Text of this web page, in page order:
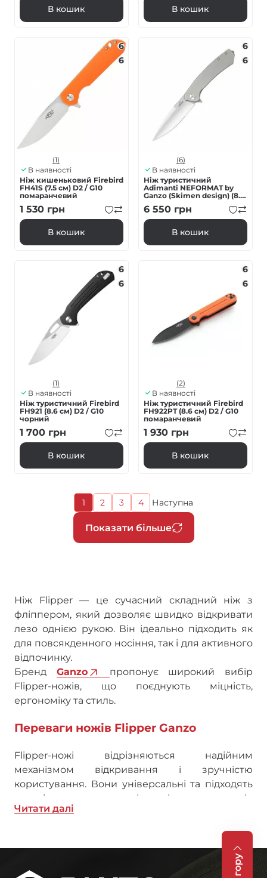
В кошик В кошик
6
6
(1)
В наявності
Ніж кишеньковий Firebird
FH41S (7.5 см) D2 / G10
помаранчевий
1 530 грн
В кошик
6
6
(6)
В наявності
Нiж туристичний
Adimanti NEFORMAT by
Ganzo (Skimen design) (8.5
см) S35VN / титан сірий
6 550 грн
В кошик
6
6
(1)
В наявності
Ніж туристичний Firebird
FH921 (8.6 см) D2 / G10
чорний
1 700 грн
В кошик
6
6
(2)
В наявності
Ніж туристичний Firebird
FH922PT (8.6 см) D2 / G10
помаранчевий
1 930 грн
В кошик
Розбивка
на
сторінки
Показати більше
Поточна
сторінка
1
Page
2
Page
3
Page
4
Наступна
сторінка
Наступна
Ніж Flipper — це сучасний складний ніж з
фліппером, який дозволяє швидко відкривати
лезо однією рукою. Він ідеально підходить як
для повсякденного носіння, так і для активного
відпочинку.
Бренд Ganzo
пропонує широкий вибір
Flipper-ножів, що поєднують міцність,
ергономіку та стиль.
Переваги ножів Flipper Ganzo
Flipper-ножі відрізняються надійним
механізмом відкривання і зручністю
користування. Вони універсальні та підходять
для різних завдань — від нарізання продуктів
до туристичних походів. Основні переваги:
Швидке і легке відкриття леза фліппером;
Надійний фіксатор леза для безпечного
використання;
Читати далi